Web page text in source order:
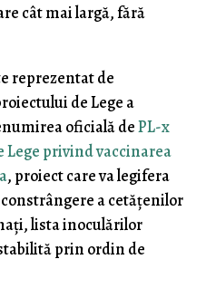
cât mai largă, fără
reprezentat de
de Lege a
oficială dePL-x
Lege privind vaccinarea
, proiect care va legifera
a cetăţenilor
lista inoculărilor
prin ordin de